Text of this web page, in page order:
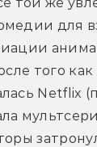
для
того
Netflix